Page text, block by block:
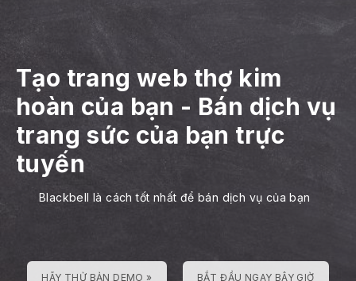
Tạo trang web thợ kim
hoàn của bạn - Bán dịch vụ
trang sức của bạn trực
tuyến
Blackbell là cách tốt nhất để bán dịch vụ của bạn
HÃY THỬ BẢN DEMO » BẮT ĐẦU NGAY BÂY GIỜ